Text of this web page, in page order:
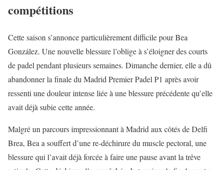
compétitions
Cette saison s’annonce particulièrement difficile pour Bea
González. Une nouvelle blessure l’oblige à s’éloigner des courts
de padel pendant plusieurs semaines. Dimanche dernier, elle a dû
abandonner la finale du Madrid Premier Padel P1 après avoir
ressenti une douleur intense liée à une blessure précédente qu’elle
avait déjà subie cette année.
Malgré un parcours impressionnant à Madrid aux côtés de Delfi
Brea, Bea a souffert d’une re-déchirure du muscle pectoral, une
blessure qui l’avait déjà forcée à faire une pause avant la trêve